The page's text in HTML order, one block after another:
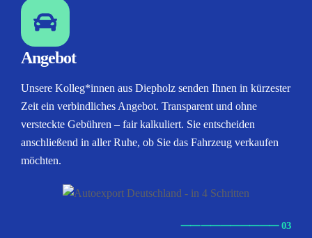
Angebot
Unsere Kolleg*innen aus Diepholz senden Ihnen in kürzester
Zeit ein verbindliches Angebot. Transparent und ohne
versteckte Gebühren – fair kalkuliert. Sie entscheiden
anschließend in aller Ruhe, ob Sie das Fahrzeug verkaufen
möchten.
⸺⸺⸺⸺⸺ 03